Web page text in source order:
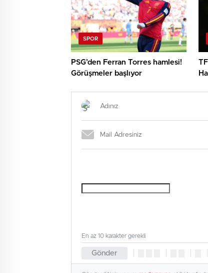
SPOR
PSG’den Ferran Torres hamlesi!
Görüşmeler başlıyor
Gönder
En az 10 karakter gerekli